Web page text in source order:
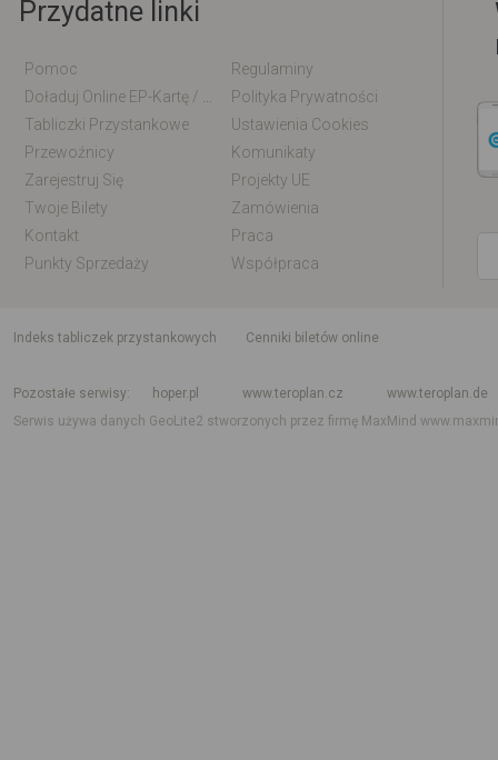
Przydatne linki
Pomoc
Regulaminy
Polityka Prywatności
Tabliczki Przystankowe
Ustawienia Cookies
Przewoźnicy
Komunikaty
Zarejestruj Się
Projekty UE
Twoje Bilety
Zamówienia
Kontakt
Praca
Punkty Sprzedaży
Współpraca
indeks tabliczek przystankowych
Cenniki biletów online
Pozostałe serwisy
hoper.pl www.teroplan.cz
www.teroplan.de
Serwis używa danych GeoLite2 stworzonych przez firmę MaxMind